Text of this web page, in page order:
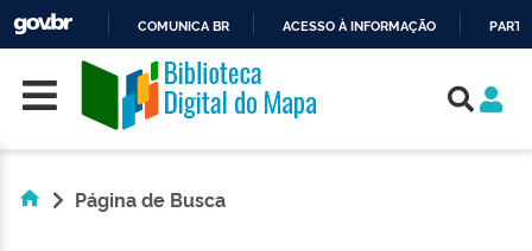
O
CONTEÚDO
COMUNICA BR ACESSO À INFORMAÇÃO
Skip navigation
Página de Busca